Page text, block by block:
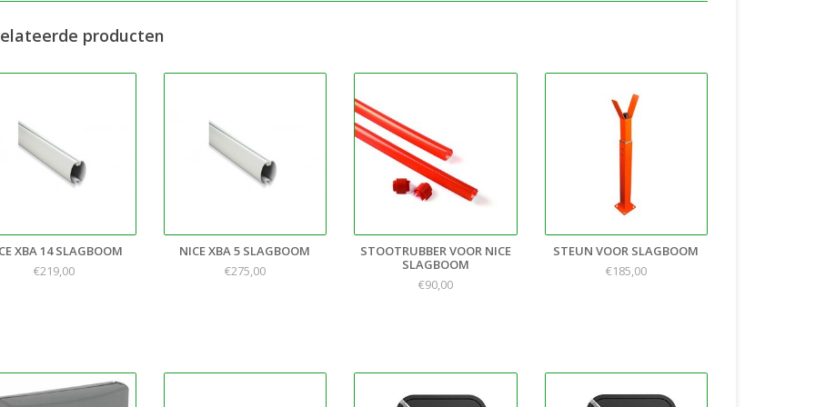
producten
XBA 14 SLAGBOOM
€219,00
NICE XBA 5 SLAGBOOM
€275,00
STOOTRUBBER VOOR NICE
SLAGBOOM
€90,00
STEUN VOOR SLAGBOOM
€185,00